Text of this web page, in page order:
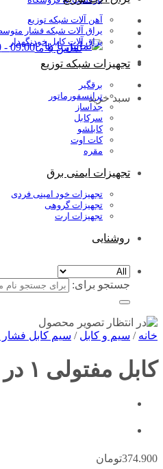
تماس با ما09:00 - 18:00
سبد خرید
آهن آلات شبکه توزیع
یراق آلات شبکه فشار
یراق آلات کابل خودنگهدار
تجهیزات شبکه توزیع
برقگیر
ترانسفورماتور
جداساز
سرکابل
کابلشو
کات اوت
مقره
تجهیزات ایمنی برق
تجهیزات خود امینی فردی
تجهیزات گروهی
تجهیزات ارت
روشنایی
جستجو برای:
خانه / سیم و کابل / سیم کابل
کابل مفتولی ۱ در ۹۵ روکش PVC سیمیا
374.900تومان